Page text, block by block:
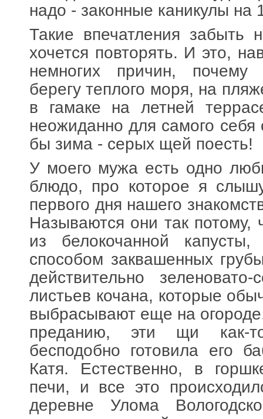
надо - законные каникулы на
Такие впечатления забыть
хочется повторять. И это,
немногих причин, почему
берегу теплого моря, на
в гамаке на летней
неожиданно для самого себя
бы зима - серых щей поесть!
У моего мужа есть одно
блюдо, про которое я
первого дня нашего
Называются они так потому,
из белокочанной
способом заквашенных
действительно
листьев кочана, которые
выбрасывают еще на
преданию, эти щи как-
бесподобно готовила его
Катя. Естественно, в
печи, и все это
деревне Улома